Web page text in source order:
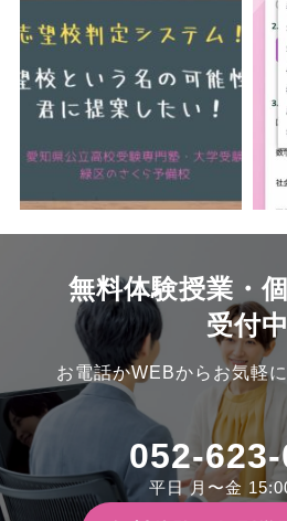
無料体験授業・
受付中
お電話かWEBからお気軽
052-
平日 月〜金